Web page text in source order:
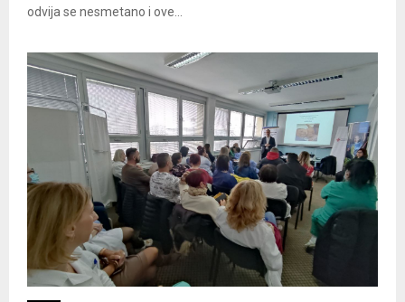
odvija se nesmetano i ove...